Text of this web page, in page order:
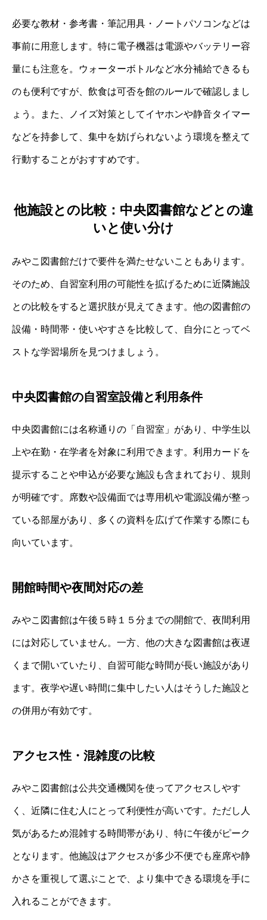
必要な教材・参考書・筆記用具・ノートパソコンなどは
事前に用意します。特に電子機器は電源やバッテリー容
量にも注意を。ウォーターボトルなど水分補給できるも
のも便利ですが、飲食は可否を館のルールで確認しまし
ょう。また、ノイズ対策としてイヤホンや静音タイマー
などを持参して、集中を妨げられないよう環境を整えて
行動することがおすすめです。
他施設との比較：中央図書館などとの違
いと使い分け
みやこ図書館だけで要件を満たせないこともあります。
そのため、自習室利用の可能性を拡げるために近隣施設
との比較をすると選択肢が見えてきます。他の図書館の
設備・時間帯・使いやすさを比較して、自分にとってベ
ストな学習場所を見つけましょう。
中央図書館の自習室設備と利用条件
中央図書館には名称通りの「自習室」があり、中学生以
上や在勤・在学者を対象に利用できます。利用カードを
提示することや申込が必要な施設も含まれており、規則
が明確です。席数や設備面では専用机や電源設備が整っ
ている部屋があり、多くの資料を広げて作業する際にも
向いています。
開館時間や夜間対応の差
みやこ図書館は午後５時１５分までの開館で、夜間利用
には対応していません。一方、他の大きな図書館は夜遅
くまで開いていたり、自習可能な時間が長い施設があり
ます。夜学や遅い時間に集中したい人はそうした施設と
の併用が有効です。
アクセス性・混雑度の比較
みやこ図書館は公共交通機関を使ってアクセスしやす
く、近隣に住む人にとって利便性が高いです。ただし人
気があるため混雑する時間帯があり、特に午後がピーク
となります。他施設はアクセスが多少不便でも座席や静
かさを重視して選ぶことで、より集中できる環境を手に
入れることができます。